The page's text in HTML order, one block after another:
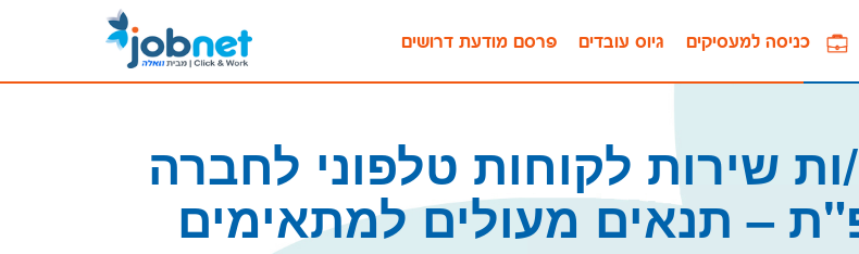
פרסם מודעת דרושים גיוס עובדים כניסה למעסיקים
שירות לקוחות טלפוני לחברה
– תנאים מעולים למתאימים